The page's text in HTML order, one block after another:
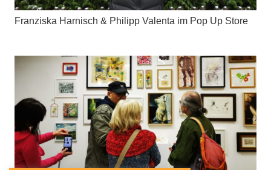
Franziska Harnisch & Philipp Valenta im Pop Up Store